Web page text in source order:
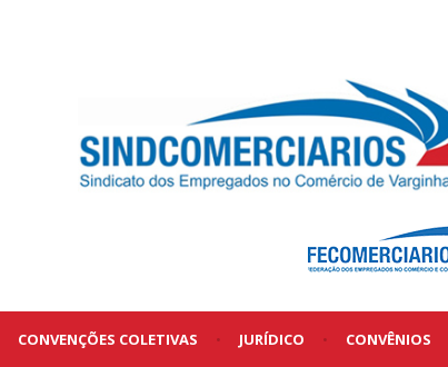
CONVENÇÕES COLETIVAS • JURÍDICO • CONVÊNIOS